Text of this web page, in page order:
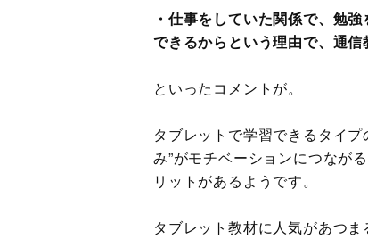
・仕事をしていた関係で、勉
できるからという理由で、通信
といったコメントが。
タブレットで学習できるタイ
み”がモチベーションにつなが
リットがあるようです。
タブレット教材に人気があつま